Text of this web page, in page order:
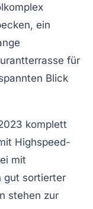
ein
für
Blick
komplett
Highspeed-
mit
gut sortierter
stehen zur